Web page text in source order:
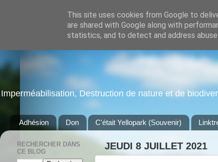
Imperméabilisation, Destruction de nature et de
Adhésion Don C'était Yellopark (Souvenir)
JEUDI 8 JUILLET 2021
RECHERCHER DANS
CE BLOG
This site uses cookies from Google to
are shared with Google along with
statistics, and to detect and address